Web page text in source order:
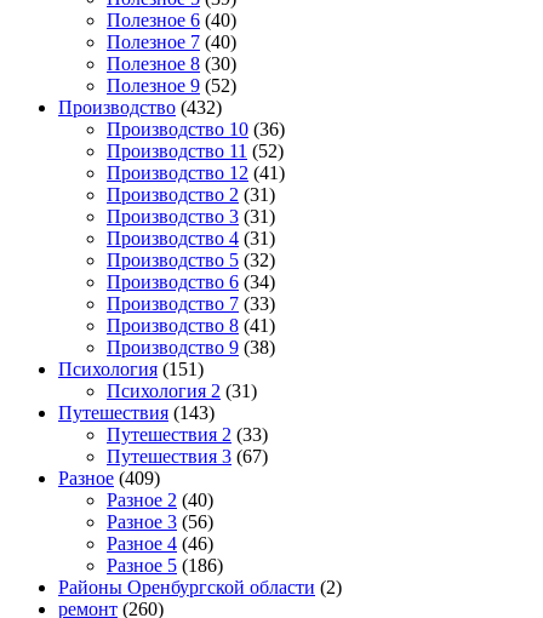
Полезное 6 (40)
Полезное 7 (40)
Полезное 8 (30)
Полезное 9 (52)
Производство (432)
Производство 10 (36)
Производство 11 (52)
Производство 12 (41)
Производство 2 (31)
Производство 3 (31)
Производство 4 (31)
Производство 5 (32)
Производство 6 (34)
Производство 7 (33)
Производство 8 (41)
Производство 9 (38)
Психология (151)
Психология 2 (31)
Путешествия (143)
Путешествия 2 (33)
Путешествия 3 (67)
Разное (409)
Разное 2 (40)
Разное 3 (56)
Разное 4 (46)
Разное 5 (186)
Районы Оренбургской области (2)
ремонт (260)